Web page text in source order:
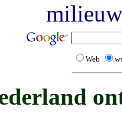
Web